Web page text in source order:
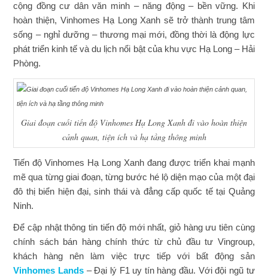
cộng đồng cư dân văn minh – năng động – bền vững. Khi
hoàn thiện, Vinhomes Hạ Long Xanh sẽ trở thành trung tâm
sống – nghỉ dưỡng – thương mại mới, đồng thời là động lực
phát triển kinh tế và du lịch nổi bật của khu vực Hạ Long – Hải
Phòng.
Giai đoạn cuối tiến độ Vinhomes Hạ Long Xanh đi vào hoàn thiện
cảnh quan, tiện ích và hạ tầng thông minh
Tiến độ Vinhomes Hạ Long Xanh đang được triển khai mạnh
mẽ qua từng giai đoạn, từng bước hé lộ diện mạo của một đại
đô thị biển hiện đại, sinh thái và đẳng cấp quốc tế tại Quảng
Ninh.
Để cập nhật thông tin tiến độ mới nhất, giỏ hàng ưu tiên cùng
chính sách bán hàng chính thức từ chủ đầu tư Vingroup,
khách hàng nên làm việc trực tiếp với bất động sản
Vinhomes Lands – Đại lý F1 uy tín hàng đầu. Với đội ngũ tư